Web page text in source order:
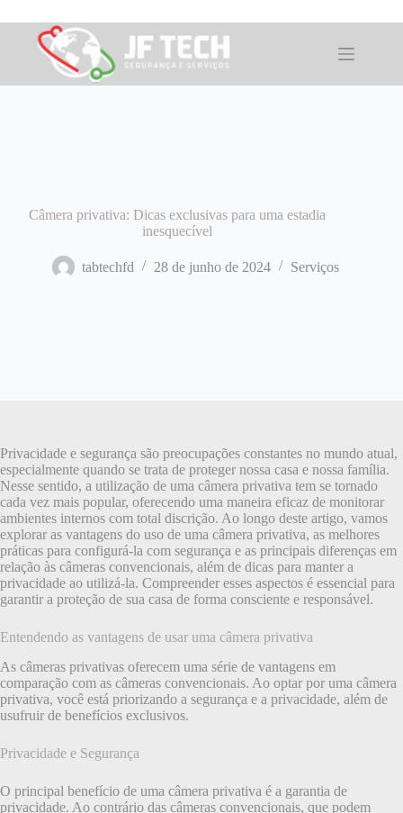
para
conteúdo
Câmera privativa: Dicas exclusivas para uma estadia
inesquecível
tabtechfd 28 de junho de 2024 Serviços
Privacidade e segurança são preocupações constantes no mundo atual,
especialmente quando se trata de proteger nossa casa e nossa família.
Nesse sentido, a utilização de uma câmera privativa tem se tornado
cada vez mais popular, oferecendo uma maneira eficaz de monitorar
ambientes internos com total discrição. Ao longo deste artigo, vamos
explorar as vantagens do uso de uma câmera privativa, as melhores
práticas para configurá-la com segurança e as principais diferenças em
relação às câmeras convencionais, além de dicas para manter a
privacidade ao utilizá-la. Compreender esses aspectos é essencial para
garantir a proteção de sua casa de forma consciente e responsável.
Entendendo as vantagens de usar uma câmera privativa
As câmeras privativas oferecem uma série de vantagens em
comparação com as câmeras convencionais. Ao optar por uma câmera
privativa, você está priorizando a segurança e a privacidade, além de
usufruir de benefícios exclusivos.
Privacidade e Segurança
O principal benefício de uma câmera privativa é a garantia de
privacidade. Ao contrário das câmeras convencionais, que podem